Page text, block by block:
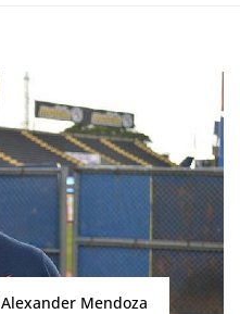
Alexander Mendoza